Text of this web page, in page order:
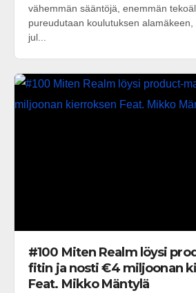
vähemmän sääntöjä, enemmän
pureudutaan koulutuksen alamäkeen,
jul...
#100 Miten Realm löysi
fitin ja nosti €4 miljoonan
Feat. Mikko Mäntylä